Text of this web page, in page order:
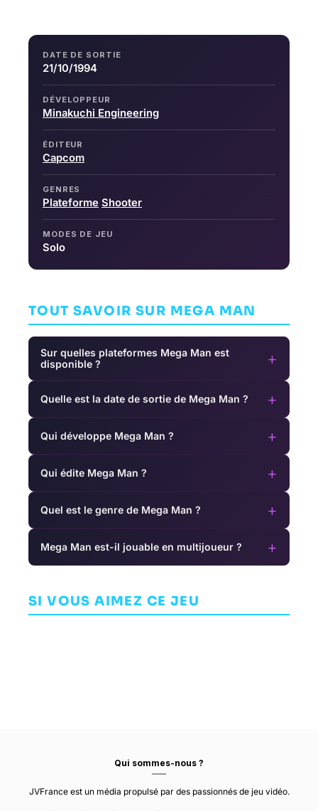
DATE DE SORTIE
21/10/1994
DÉVELOPPEUR
Minakuchi Engineering
ÉDITEUR
Capcom
GENRES
Plateforme Shooter
MODES DE JEU
Solo
TOUT SAVOIR SUR MEGA MAN
Sur quelles plateformes Mega Man est
disponible ?
+
Quelle est la date de sortie de Mega Man ? +
Qui développe Mega Man ? +
Qui édite Mega Man ? +
Quel est le genre de Mega Man ? +
Mega Man est-il jouable en multijoueur ? +
SI VOUS AIMEZ CE JEU
ARCADE
PLATEFORME
Qui sommes-nous ?
JVFrance est un média propulsé par des passionnés de jeu vidéo.